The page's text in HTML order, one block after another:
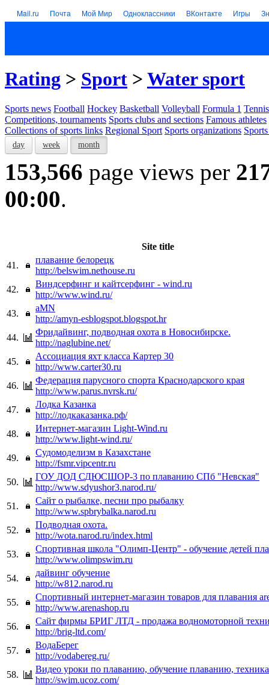
Mail.ru Почта Мой Мир Одноклассники ВКонтакте Игры
Rating > Sport > Water sport
Sports news Football Hockey Basketball Volleyball Formula 1 Tennis
Competitions, tournaments Sports clubs and sections Famous athletes
Collections of sports links Regional Sport Sports organizations
day week month
153,566 page views per
00:00.
Site title
41.
плавание белорецк
http://belswim.nethouse.ru
42.
Виндсерфинг и кайтсерфинг - wind.ru
http://www.wind.ru/
43.
aMN
http://amyn-esblogspot.blogspot.hr
44.
Фридайвинг, подводная охота в Новосибирске.
http://naglubine.net/
45.
Ассоциация яхт класса Картер 30
http://www.carter30.ru
46.
Федерация парусного спорта Краснодарского края
http://www.parus.nvrsk.ru/
47.
Лодка Казанка
http://лодкаказанка.рф/
48.
Интернет-магазин Light-Wind.ru
http://www.light-wind.ru/
49.
Судомоделизм в Казахстане
http://fsmr.vipcentr.ru
50.
ГОУ ДОД СДЮCШОР-3 по плаванию СПб "Невская"
http://www.sdyushor3.narod.ru/
51.
Сайт о рыбалке, песни про рыбалку
http://www.spbrybalka.narod.ru
52.
Подводная охота.
http://wota.narod.ru/index.html
53.
Спортивная школа "Олимп-Центр" - обучение детей
http://www.olimpswim.ru
54.
дайвинг обучение
http://w812.narod.ru
55.
Спортивный интернет-магазин товаров для плавания
http://www.arenashop.ru
56.
Сайт фирмы БРИГ ЛТД - продажа водномоторной
http://brig-ltd.com/
57.
ВодаБерег
http://vodabereg.ru/
58.
Видео уроки по плаванию, обучение плаванию,
http://swim.ucoz.com/